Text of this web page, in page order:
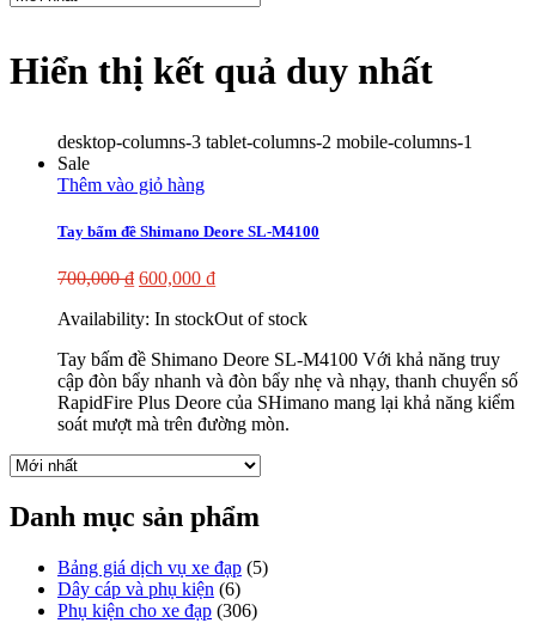
Hiển thị kết quả duy nhất
desktop-columns-3 tablet-columns-2 mobile-columns-1
Sale
Thêm vào giỏ hàng
Tay bấm đề Shimano Deore SL-M4100
700,000₫ 600,000 ₫
Availability: In stockOut of stock
Tay bấm đề Shimano Deore SL-M4100 Với khả năng truy
cập đòn bẩy nhanh và đòn bẩy nhẹ và nhạy, thanh chuyển số
RapidFire Plus Deore của SHimano mang lại khả năng kiểm
soát mượt mà trên đường mòn.
Danh mục sản phẩm
Bảng giá dịch vụ xe đạp (5)
Dây cáp và phụ kiện (6)
Phụ kiện cho xe đạp (306)